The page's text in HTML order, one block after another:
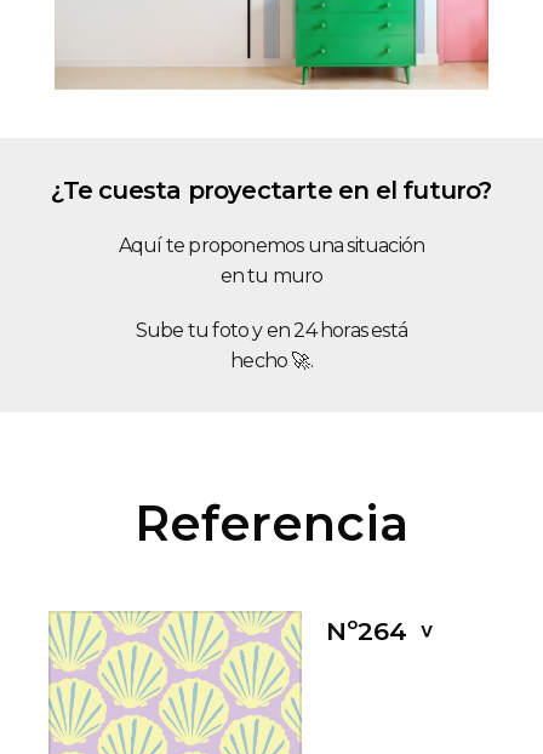
¿Te cuesta proyectarte en el futuro?
Aquí te proponemos una situación
en tu muro
Sube tu foto y en 24 horas está
hecho 🚀.
Referencia
Nº264